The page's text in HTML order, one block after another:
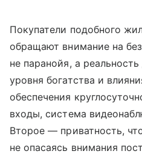
Покупатели подобного
обращают внимание на
не паранойя, а
уровня богатства и
обеспечения
входы, система
Второе — приватность,
не опасаясь внимания